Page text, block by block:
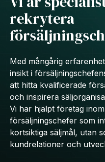
rekrytera
Med mångårig
insikt i
att hitta kvalificerade
och inspirera
Vi har hjälpt företag
försäljningschefer som
kortsiktiga säljmål, utan
kundrelationer och